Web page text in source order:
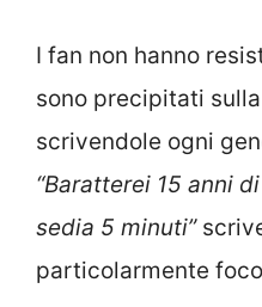
I fan non hanno
sono precipitati
scrivendole ogni
“Baratterei 15 anni
sedia 5 minuti”
particolarmente